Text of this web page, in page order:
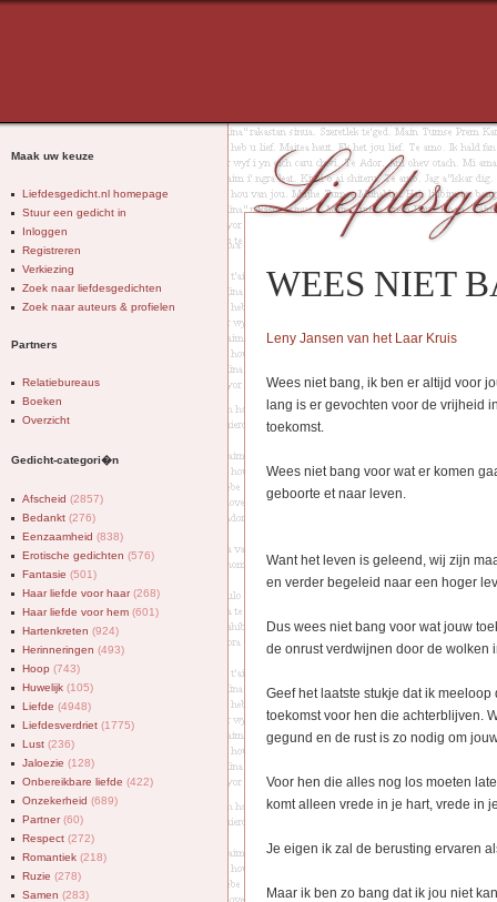
WEES NIET
Leny Jansen van het Laar Kruis
Wees niet bang, ik ben er altijd voor
lang is er gevochten voor de vrijheid
toekomst.
Wees niet bang voor wat er komen
geboorte et naar leven.
Want het leven is geleend, wij zijn
en verder begeleid naar een hoger
Dus wees niet bang voor wat jouw
de onrust verdwijnen door de wolken
Geef het laatste stukje dat ik
toekomst voor hen die achterblijven.
gegund en de rust is zo nodig om
Voor hen die alles nog los moeten
komt alleen vrede in je hart, vrede in
Je eigen ik zal de berusting ervaren
Maar ik ben zo bang dat ik jou niet
Maak uw keuze
Liefdesgedicht.nl homepage
Stuur een gedicht in
Inloggen
Registreren
Verkiezing
Zoek naar liefdesgedichten
Zoek naar auteurs & profielen
Partners
Relatiebureaus
Boeken
Overzicht
Gedicht-categori�n
Afscheid (2857)
Bedankt (276)
Eenzaamheid (838)
Erotische gedichten (576)
Fantasie (501)
Haar liefde voor haar(268)
Haar liefde voor hem (601)
Hartenkreten (924)
Herinneringen (493)
Hoop (743)
Huwelijk (105)
Liefde (4948)
Liefdesverdriet (1775)
Lust (236)
Jaloezie (128)
Onbereikbare liefde (422)
Onzekerheid (689)
Partner(60)
Respect (272)
Romantiek (218)
Ruzie (278)
Samen (283)